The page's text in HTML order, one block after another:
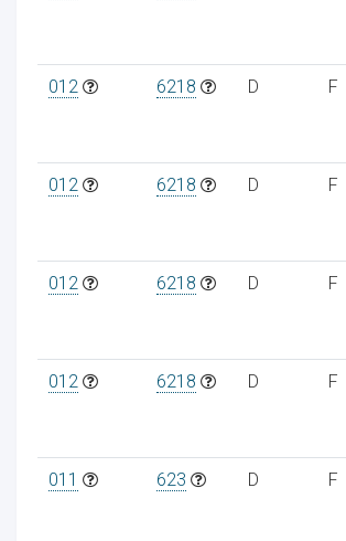
012 6218 D F
012 6218 D F
012 6218 D F
012 6218 D F
011 623 D F